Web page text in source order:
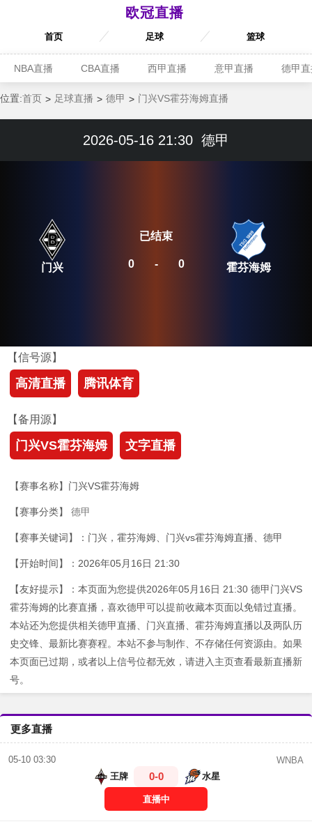
欧冠直播
首页 足球 篮球
NBA直播 CBA直播 西甲直播 意甲直播 德甲
位置:首页 足球直播 德甲 门兴VS霍芬海姆直播
2026-05-16 21:30 德甲
门兴 0 - 0
已结束
霍芬海姆
【信号源】
高清直播 腾讯体育
【备用源】
门兴VS霍芬海姆 文字直播
【赛事名称】门兴VS霍芬海姆
【赛事分类】 德甲
【赛事关键词】：门兴，霍芬海姆、门兴vs霍芬海姆直播、德甲
【开始时间】：2026年05月16日 21:30
【友好提示】：本页面为您提供2026年05月16日 21:30 德甲门兴VS
霍芬海姆的比赛直播，喜欢德甲可以提前收藏本页面以免错过直播。
本站还为您提供相关德甲直播、门兴直播、霍芬海姆直播以及两队历
史交锋、最新比赛赛程。本站不参与制作、不存储任何资源由。如果
本页面已过期，或者以上信号位都无效，请进入主页查看最新直播新
号。
更多直播
05-10 03:30
WNBA
王牌
0-0 水星
直播中